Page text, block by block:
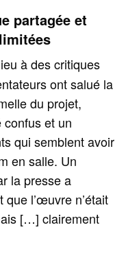
partagée et
à des critiques
ont salué la
du projet,
confus et un
qui semblent avoir
en salle. Un
la presse a
l’œuvre n’était
[…] clairement